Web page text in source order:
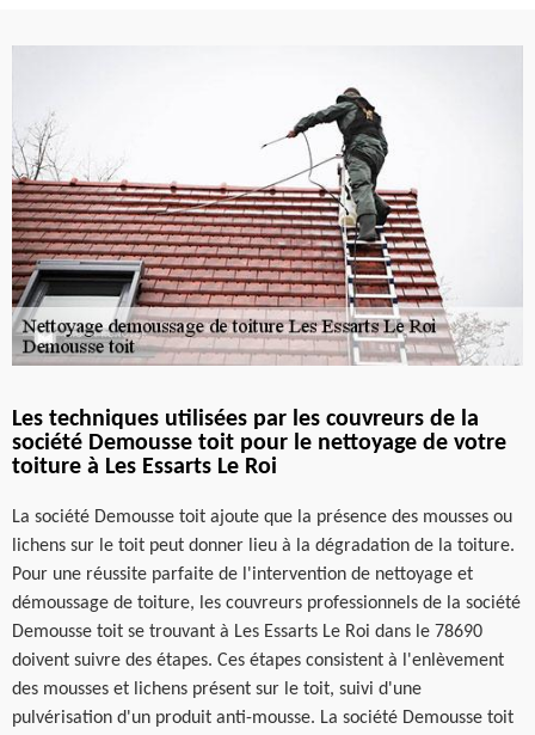
Les techniques utilisées par les couvreurs de la
société Demousse toit pour le nettoyage de votre
toiture à Les Essarts Le Roi
La société Demousse toit ajoute que la présence des mousses ou
lichens sur le toit peut donner lieu à la dégradation de la toiture.
Pour une réussite parfaite de l'intervention de nettoyage et
démoussage de toiture, les couvreurs professionnels de la société
Demousse toit se trouvant à Les Essarts Le Roi dans le 78690
doivent suivre des étapes. Ces étapes consistent à l'enlèvement
des mousses et lichens présent sur le toit, suivi d'une
pulvérisation d'un produit anti-mousse. La société Demousse toit